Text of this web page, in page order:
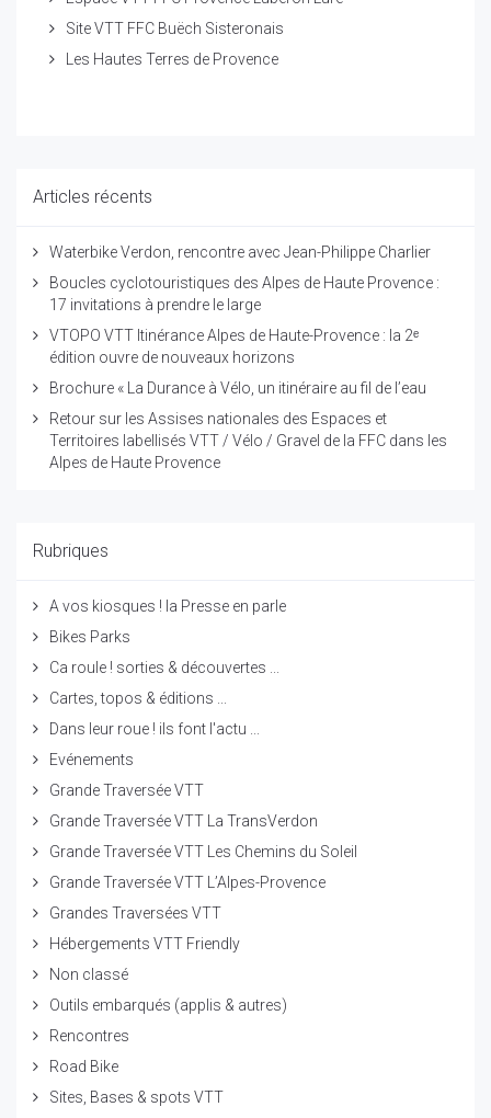
Site VTT FFC Buëch Sisteronais
Les Hautes Terres de Provence
Articles récents
Waterbike Verdon, rencontre avec Jean-Philippe Charlier
Boucles cyclotouristiques des Alpes de Haute Provence :
17 invitations à prendre le large
VTOPO VTT Itinérance Alpes de Haute-Provence : la 2ᵉ
édition ouvre de nouveaux horizons
Brochure « La Durance à Vélo, un itinéraire au fil de l’eau
Retour sur les Assises nationales des Espaces et
Territoires labellisés VTT / Vélo / Gravel de la FFC dans les
Alpes de Haute Provence
Rubriques
A vos kiosques ! la Presse en parle
Bikes Parks
Ca roule ! sorties & découvertes ...
Cartes, topos & éditions ...
Dans leur roue ! ils font l'actu ...
Evénements
Grande Traversée VTT
Grande Traversée VTT La TransVerdon
Grande Traversée VTT Les Chemins du Soleil
Grande Traversée VTT L’Alpes-Provence
Grandes Traversées VTT
Hébergements VTT Friendly
Non classé
Outils embarqués (applis & autres)
Rencontres
Road Bike
Sites, Bases & spots VTT